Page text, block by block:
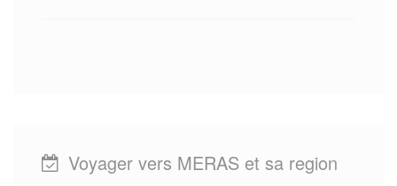
Voyager vers MERAS et sa region